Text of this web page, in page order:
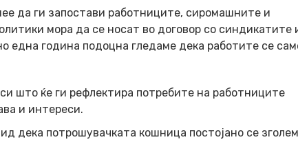
да ги запостави работниците, сиромашните и
мора да се носат во договор со синдикатите
една година подоцна гледаме дека работите се
што ќе ги рефлектира потребите на работниците
и интереси.
дека потрошувачката кошница постојано се